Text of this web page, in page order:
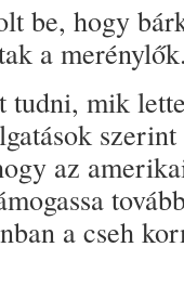
be, hogy
a
tudni, mik
az
a cseh